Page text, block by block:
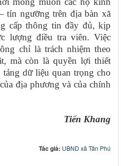
tín ngưỡng trên địa bàn xã
cấp thông tin đầy đủ, kịp
lượng điều tra viên. Việc
chỉ là trách nhiệm theo
mà còn là quyền lợi thiết
dữ liệu quan trọng cho
địa phương và của chính
Tiến Khang
Tác giả: UBND xã Tân Phú